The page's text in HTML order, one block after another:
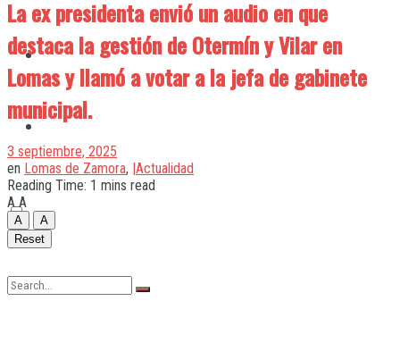
Quilmes
Varela
La ex presidenta envió un audio en que
destaca la gestión de Otermín y Vilar en
Lomas y llamó a votar a la jefa de gabinete
municipal.
3 septiembre, 2025
en Lomas de Zamora, |Actualidad
Reading Time: 1 mins read
A A
A
A
Reset